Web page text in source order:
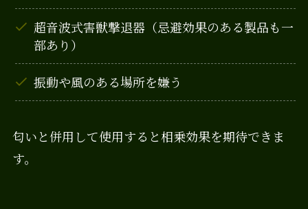
超音波式害獣撃退器（忌避効果のある製品も一
部あり）
振動や風のある場所を嫌う
匂いと併用して使用すると相乗効果を期待できま
す。